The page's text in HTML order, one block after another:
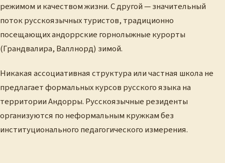
режимом и качеством жизни. С другой — значительный
поток русскоязычных туристов, традиционно
посещающих андоррские горнолыжные курорты
(Грандвалира, Валлнорд) зимой.
Никакая ассоциативная структура или частная школа не
предлагает формальных курсов русского языка на
территории Андорры. Русскоязычные резиденты
организуются по неформальным кружкам без
институционального педагогического измерения.